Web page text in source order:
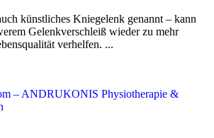
künstliches Kniegelenk genannt – kann
Gelenkverschleiß wieder zu mehr
verhelfen.